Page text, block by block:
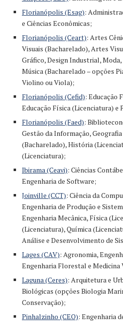
Florianópolis (Esag):
e Ciências Econômicas;
Florianópolis (Ceart): Artes
Visuais (Bacharelado), Artes
Gráfico, Design Industrial,
Música (Bacharelado – opções
Violino ou Viola);
Florianópolis (Cefid): Educação
Educação Física (Licenciatura) e
Florianópolis (Faed):
Gestão da Informação,
(Bacharelado), História
(Licenciatura);
Ibirama (Ceavi): Ciências
Engenharia de Software;
Joinville (CCT): Ciência da
Engenharia de Produção e
Engenharia Mecânica, Física
(Licenciatura), Química
Análise e Desenvolvimento de
Lages (CAV): Agronomia,
Engenharia Florestal e Medicina
Laguna (Ceres): Arquitetura e
Biológicas (opções Biologia
Conservação);
Pinhalzinho (CEO): Engenharia